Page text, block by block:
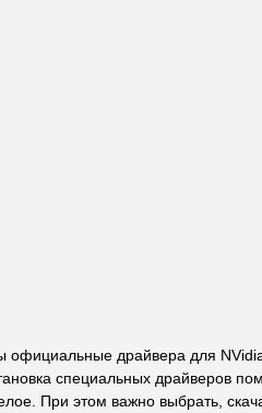
официальные драйвера для
специальных драйверов
При этом важно выбрать,